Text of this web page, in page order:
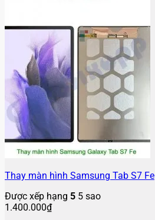
Thay màn hình Samsung Tab S7 Fe
Được xếp hạng 5 5 sao
1.400.000₫